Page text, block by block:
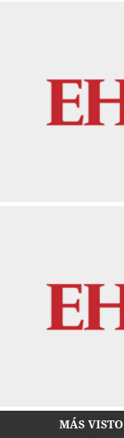
MÁS VISTO